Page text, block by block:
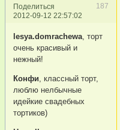
Поделиться
187
2012-09-12 22:57:02
lesya.domrachewa, торт
очень красивый и
нежный!
Конфи, классный торт,
люблю нелбычные
идейкие свадебных
тортиков)